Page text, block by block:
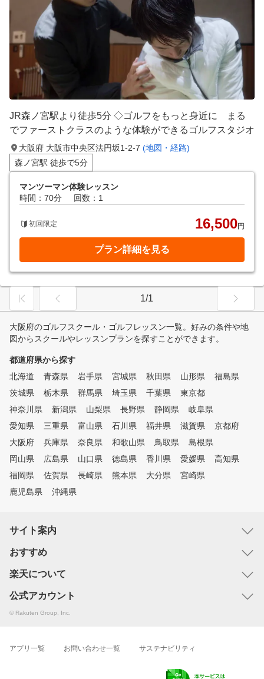
JR森ノ宮駅より徒歩5分 ◇ゴルフをもっと身近に まる
でファーストクラスのような体験ができるゴルフスタジオ
大阪府 大阪市中央区法円坂1-2-7 (地図・経路)
森ノ宮駅 徒歩で5分
マンツーマン体験レッスン
時間：70分
回数：1
初回限定 16,500円
プラン詳細を見る
1/1
大阪府のゴルフスクール・ゴルフレッスン一覧。好みの条件や地
図からスクールやレッスンプランを探すことができます。
都道府県から探す
北海道
青森県 岩手県 宮城県 秋田県 山形県
福島県
茨城県
栃木県 群馬県 埼玉県 千葉県
東京都
神奈川県
新潟県 山梨県 長野県 静岡県
岐阜県
愛知県
三重県 富山県 石川県 福井県 滋賀県
京都府
大阪府
兵庫県 奈良県 和歌山県 鳥取県
島根県
岡山県
広島県 山口県 徳島県 香川県 愛媛県
高知県
福岡県
佐賀県 長崎県 熊本県 大分県
宮崎県
鹿児島県
沖縄県
サイト案内
おすすめ
楽天について
公式アカウント
© Rakuten Group, Inc.
アプリ一覧 お問い合わせ一覧 サステナビリティ